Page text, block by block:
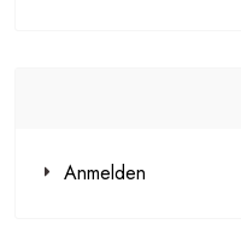
Anmelden